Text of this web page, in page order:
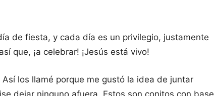
de fiesta, y cada día es un privilegio, justamente
que, ¡a celebrar! ¡Jesús está vivo!
Así los llamé porque me gustó la idea de juntar